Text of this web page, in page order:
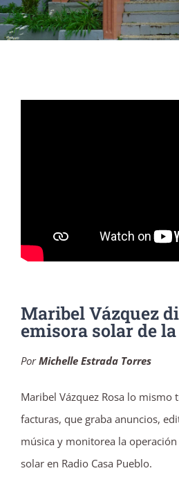
Maribel Vázquez
emisora solar de
PorMichelle Estrada Torres
Maribel Vázquez Rosa lo mismo
facturas, que graba anuncios,
música y monitorea la
solar en Radio Casa Pueblo.